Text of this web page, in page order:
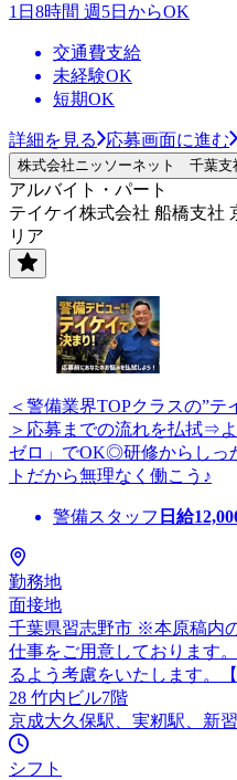
1日8時間 週5日からOK
交通費支給
未経験OK
短期OK
詳細を見る 応募画面に進む
株式会社ニッソーネット 千葉支
アルバイト・パート
テイケイ株式会社 船橋支社
リア
＜警備業界TOPクラスの”テ
＞応募までの流れを払拭⇒
ゼロ」でOK◎研修からしっ
トだから無理なく働こう♪
警備スタッフ 日給
勤務地
面接地
千葉県習志野市 ※本原稿内
仕事をご用意しております
るよう考慮をいたします。
28 竹内ビル7階
京成大久保駅、実籾駅、新
シフト